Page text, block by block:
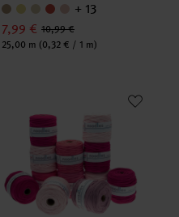
+ 13
7,99 € 10,99 €
Inhalt:
25,00 m (0,32 € / 1 m)
noodles Textilgarn Pinktöne